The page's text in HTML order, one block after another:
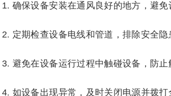
1. 确保设备安装在通风良好的地方，避免
2. 定期检查设备电线和管道，排除安全隐
3. 避免在设备运行过程中触碰设备，防止
4. 如设备出现异常，及时关闭电源并拨